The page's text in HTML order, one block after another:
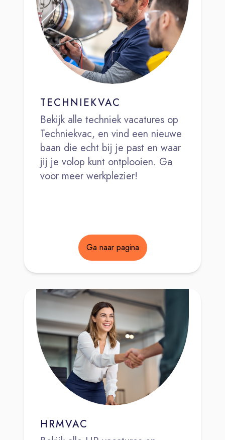
TECHNIEKVAC
Bekijk alle techniek vacatures op
Techniekvac, en vind een nieuwe
baan die echt bij je past en waar
jij je volop kunt ontplooien. Ga
voor meer werkplezier!
Ga naar pagina
HRMVAC